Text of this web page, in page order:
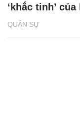
QUÂN SỰ
‘khắc tinh’